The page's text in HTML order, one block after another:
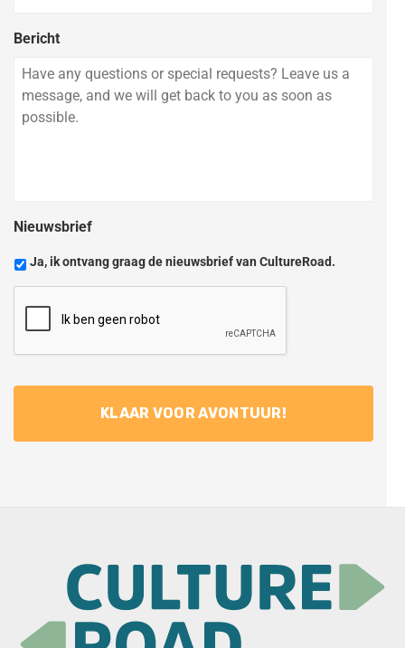
Bericht
Nieuwsbrief
Ja, ik ontvang graag de nieuwsbrief van CultureRoad.